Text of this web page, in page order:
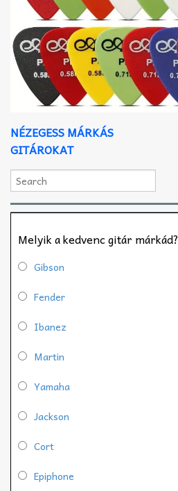
NÉZEGESS MÁRKÁS
GITÁROKAT
Melyik a kedvenc gitár márkád?
Gibson
Fender
Ibanez
Martin
Yamaha
Jackson
Cort
Epiphone